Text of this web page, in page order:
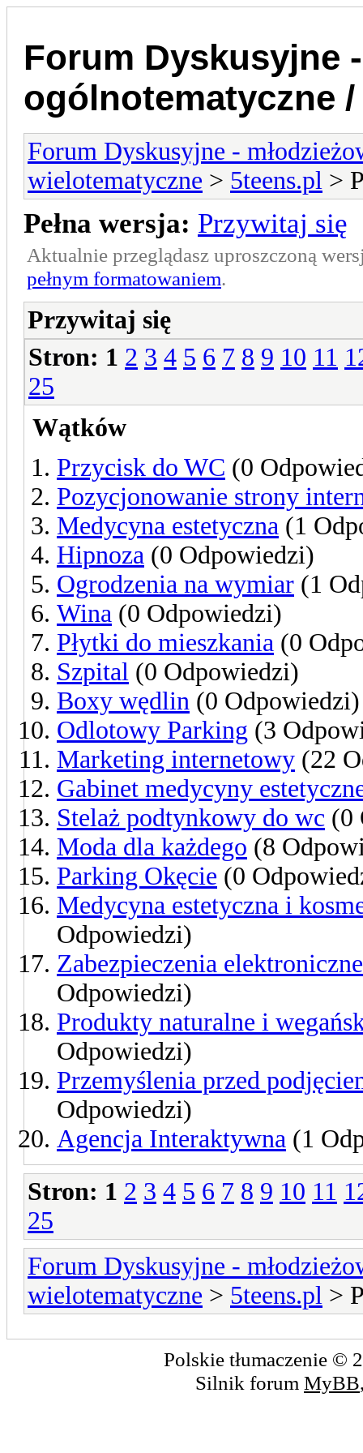
Forum Dyskusyjne
ogólnotematyczne
Forum Dyskusyjne -
wielotematyczne > 5teens.pl >
Pełna wersja: Przywitaj się
Aktualnie przeglądasz uproszczoną
pełnym formatowaniem.
Przywitaj się
Stron: 1 2 3 4 5 6 7 8 9 10 11
25
Wątków
Przycisk do WC (0
Pozycjonowanie strony
Medycyna estetyczna (1
Hipnoza (0 Odpowiedzi)
Ogrodzenia na wymiar (1
Wina (0 Odpowiedzi)
Płytki do mieszkania (0
Szpital (0 Odpowiedzi)
Boxy wędlin (0 Odpowiedzi)
Odlotowy Parking (3
Marketing internetowy (22
Gabinet medycyny
Stelaż podtynkowy do wc (0
Moda dla każdego (8
Parking Okęcie (0
Medycyna estetyczna i
Odpowiedzi)
Zabezpieczenia
Odpowiedzi)
Produkty naturalne i
Odpowiedzi)
Przemyślenia przed
Odpowiedzi)
Agencja Interaktywna (1
Stron: 1 2 3 4 5 6 7 8 9 10 11
25
Forum Dyskusyjne -
wielotematyczne > 5teens.pl >
Polskie tłumaczenie ©
Silnik forum MyBB